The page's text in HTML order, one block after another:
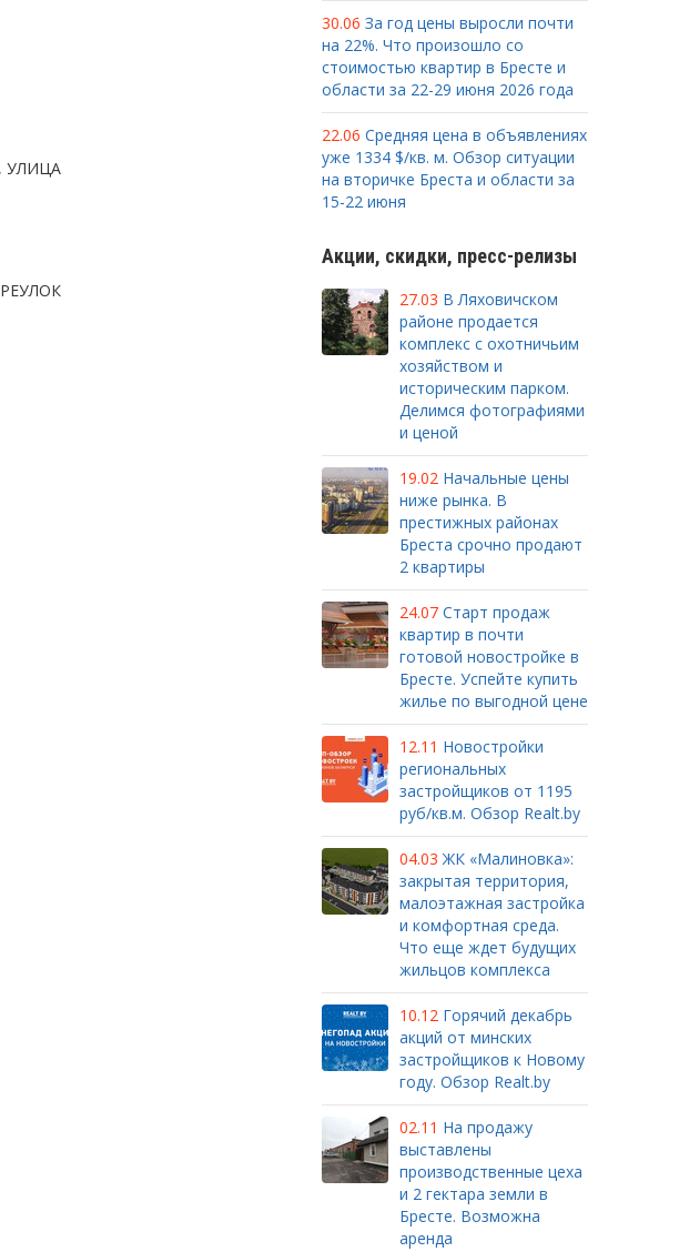
УЛИЦА
30.06 За год цены выросли почти
на 22%. Что произошло со
стоимостью квартир в Бресте и
области за 22-29 июня 2026 года
22.06 Средняя цена в объявлениях
уже 1334 $/кв. м. Обзор ситуации
на вторичке Бреста и области за
15-22 июня
Акции, скидки, пресс-релизы
27.03 В Ляховичском
районе продается
комплекс с охотничьим
хозяйством и
историческим парком.
Делимся фотографиями
и ценой
19.02 Начальные цены
ниже рынка. В
престижных районах
Бреста срочно продают
2 квартиры
24.07 Старт продаж
квартир в почти
готовой новостройке в
Бресте. Успейте купить
жилье по выгодной цене
12.11 Новостройки
региональных
застройщиков от 1195
руб/кв.м. Обзор Realt.by
04.03 ЖК «Малиновка»:
закрытая территория,
малоэтажная застройка
и комфортная среда.
Что еще ждет будущих
жильцов комплекса
10.12 Горячий декабрь
акций от минских
застройщиков к Новому
году. Обзор Realt.by
02.11 На продажу
выставлены
производственные цеха
и 2 гектара земли в
Бресте. Возможна
аренда